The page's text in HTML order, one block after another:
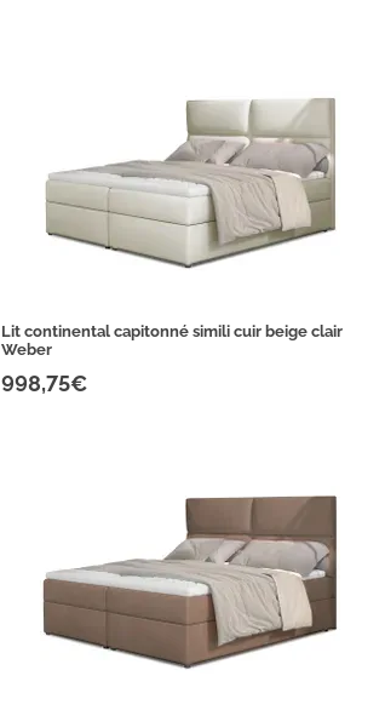
Lit continental capitonné simili cuir beige clair
Weber
998,75€